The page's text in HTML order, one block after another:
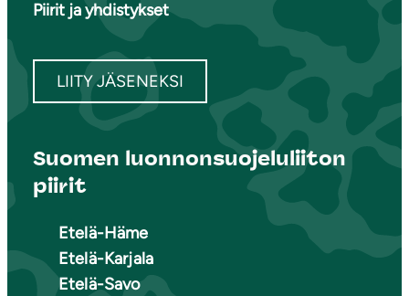
Piirit ja yhdistykset
LIITY JÄSENEKSI
Suomen luonnonsuojeluliiton
piirit
Etelä-Häme
Etelä-Karjala
Etelä-Savo